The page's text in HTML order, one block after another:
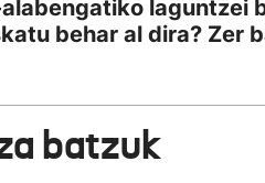
laguntzei
behar al dira? Zer
batzuk